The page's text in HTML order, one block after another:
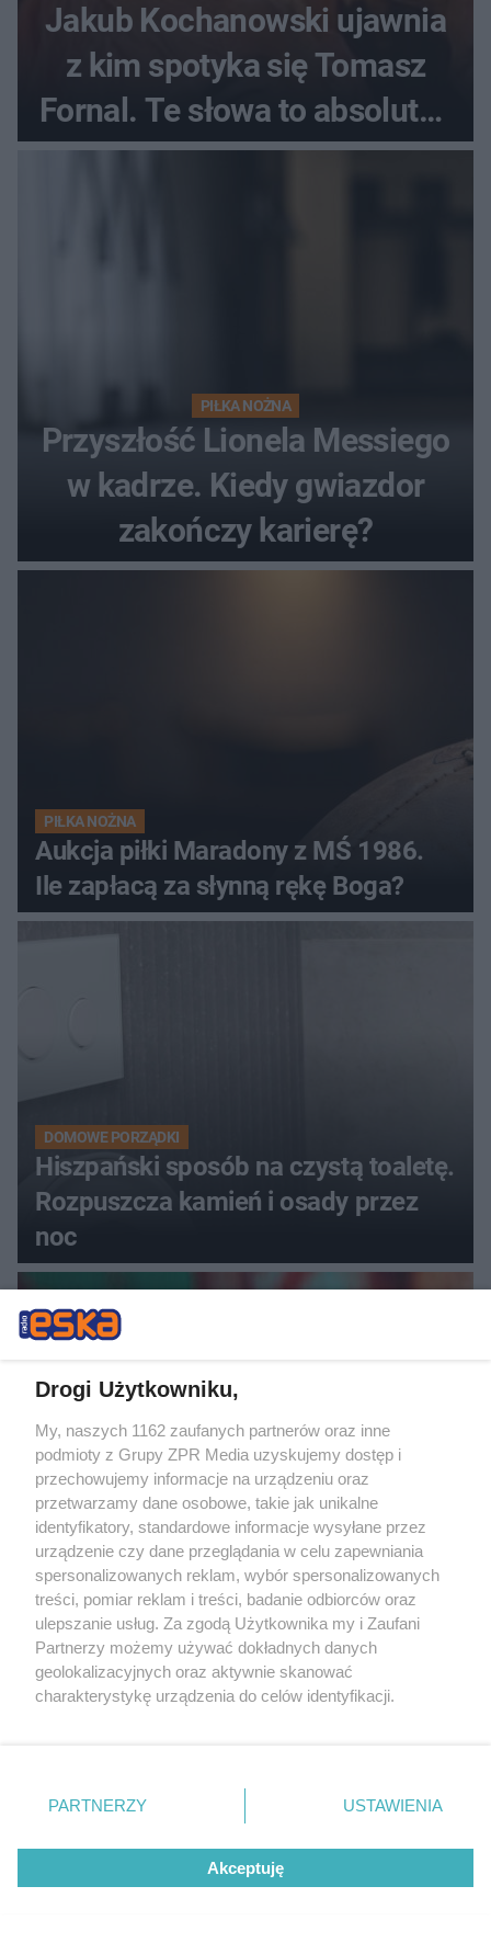
Jakub Kochanowski ujawnia
z kim spotyka się Tomasz
Fornal. Te słowa to absolutny
hit
PIŁKA NOŻNA
Przyszłość Lionela Messiego
w kadrze. Kiedy gwiazdor
zakończy karierę?
PIŁKA NOŻNA
Aukcja piłki Maradony z MŚ 1986.
Ile zapłacą za słynną rękę Boga?
DOMOWE PORZĄDKI
Hiszpański sposób na czystą toaletę.
Rozpuszcza kamień i osady przez
noc
RZADKIE IMIONA
To imię brzmi jak nazwa
europejskiego kraju. W Polsce nosi
je zaledwie 3 kobiety
ZOBACZ WIĘCEJ
Drogi Użytkowniku,
My, naszych 1162 zaufanych partnerów oraz inne
podmioty z Grupy ZPR Media uzyskujemy dostęp i
przechowujemy informacje na urządzeniu oraz
przetwarzamy dane osobowe, takie jak unikalne
identyfikatory, standardowe informacje wysyłane przez
urządzenie czy dane przeglądania w celu zapewniania
spersonalizowanych reklam, wybór spersonalizowanych
treści, pomiar reklam i treści, badanie odbiorców oraz
ulepszanie usług. Za zgodą Użytkownika my i Zaufani
Partnerzy możemy używać dokładnych danych
geolokalizacyjnych oraz aktywnie skanować
charakterystykę urządzenia do celów identyfikacji.
zmienić/wycofać klikając przycisk ustawień prywatności
znajdujący się w lewym dolnym rogu strony
rodzaje przetwarzania danych nie wymagają zgody
użytkownika, ale masz prawo sprzeciwić się takiemu
przetwarzaniu. Preferencje będą miały zastosowanie tylko
PARTNERZY USTAWIENIA
Akceptuję